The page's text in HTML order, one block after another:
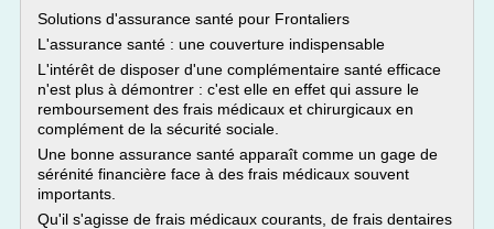
Solutions d'assurance santé pour Frontaliers
L'assurance santé : une couverture indispensable
L'intérêt de disposer d'une complémentaire santé efficace
n'est plus à démontrer : c'est elle en effet qui assure le
remboursement des frais médicaux et chirurgicaux en
complément de la sécurité sociale.
Une bonne assurance santé apparaît comme un gage de
sérénité financière face à des frais médicaux souvent
importants.
Qu'il s'agisse de frais médicaux courants, de frais dentaires